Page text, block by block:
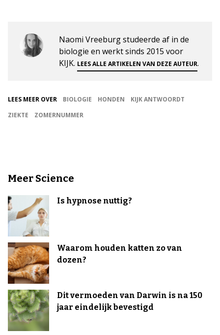
Naomi Vreeburg studeerde af in de
biologie en werkt sinds 2015 voor
KIJK. LEES ALLE ARTIKELEN VAN DEZE AUTEUR.
LEES MEER OVER BIOLOGIE HONDEN
KIJK ANTWOORDT
ZIEKTE
ZOMERNUMMER
Meer Science
Is hypnose nuttig?
Waarom houden katten zo van
dozen?
Dit vermoeden van Darwin is na 150
jaar eindelijk bevestigd